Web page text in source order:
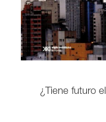
¿Tiene futuro el